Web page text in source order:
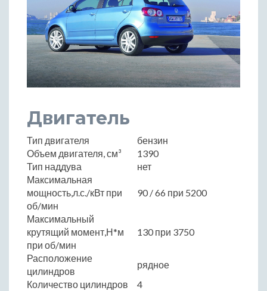
Двигатель
Тип двигателя
бензин
Объем двигателя, см³
1390
Тип наддува
нет
Максимальная
мощность,л.с./кВт при
об/мин
90 / 66 при 5200
Максимальный
крутящий момент,Н*м
при об/мин
130 при 3750
Расположение
цилиндров
рядное
Количество цилиндров
4